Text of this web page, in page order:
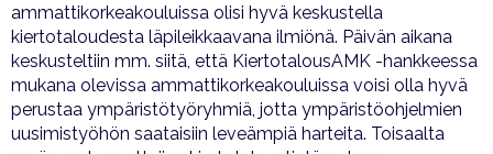
ammattikorkeakouluissa olisi hyvä keskustella
kiertotaloudesta läpileikkaavana ilmiönä. Päivän aikana
keskusteltiin mm. siitä, että KiertotalousAMK -hankkeessa
mukana olevissa ammattikorkeakouluissa voisi olla hyvä
perustaa ympäristötyöryhmiä, jotta ympäristöohjelmien
uusimistyöhön saataisiin leveämpiä harteita. Toisaalta